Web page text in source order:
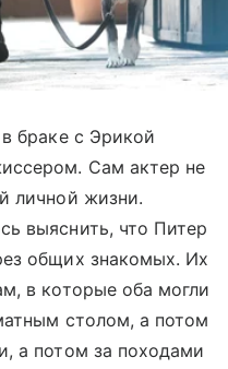
браке с Эрикой
Сам актер не
личной жизни.
выяснить, что Питер
общих знакомых. Их
в которые оба могли
столом, а потом
а потом за походами